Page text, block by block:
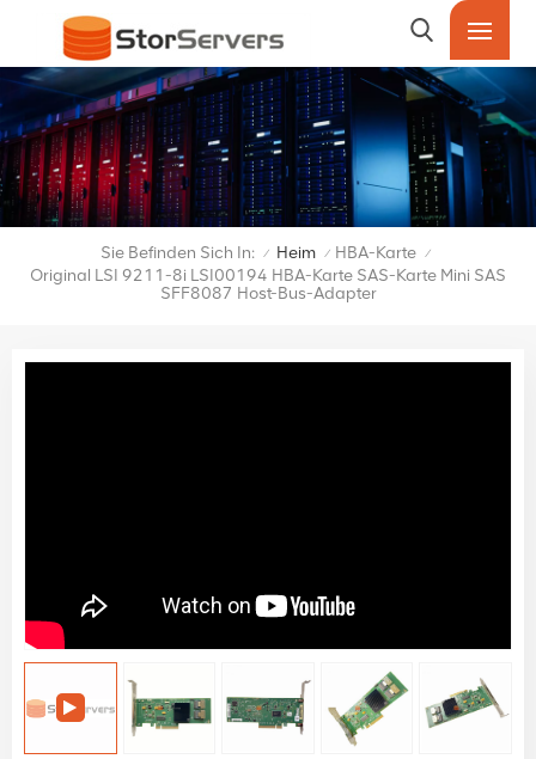
Sie Befinden Sich In: / Heim / HBA-Karte /
Original LSI 9211-8i LSI00194 HBA-Karte SAS-Karte Mini SAS
SFF8087 Host-Bus-Adapter